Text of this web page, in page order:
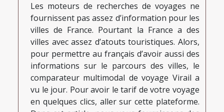
Les moteurs de recherches de voyages ne
fournissent pas assez d’information pour les
villes de France. Pourtant la France a des
villes avec assez d’atouts touristiques. Alors,
pour permettre au français d’avoir aussi des
informations sur le parcours des villes, le
comparateur multimodal de voyage Virail a
vu le jour. Pour avoir le tarif de votre voyage
en quelques clics, aller sur cette plateforme.